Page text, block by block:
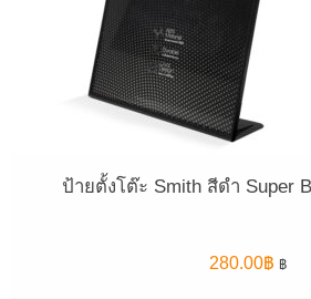
ป้ายตั้งโต๊ะ Smith สีดำ Super
280.00฿ ฿